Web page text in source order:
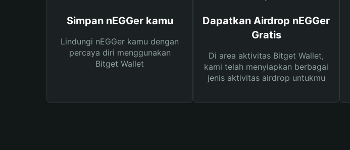
Simpan nEGGer kamu
Lindungi nEGGer kamu dengan
percaya diri menggunakan
Bitget Wallet
Dapatkan Airdrop nEGGer
Gratis
Di area aktivitas Bitget Wallet,
kami telah menyiapkan berbagai
jenis aktivitas airdrop untukmu